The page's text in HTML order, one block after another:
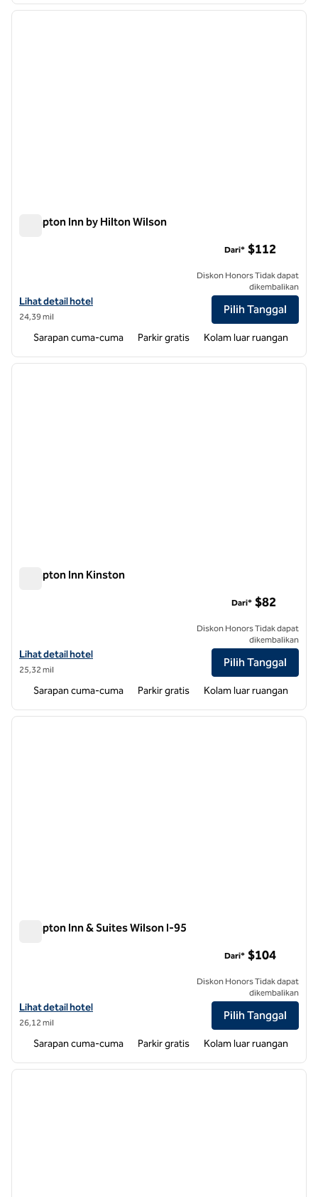
1 dari 12
Hampton Inn by Hilton Wilson
Lihat detail hotel untuk Hampton Inn by Hilton Wilson
Lihat detail hotel
24,39 mil
Dari* $112
Diskon Honors Tidak dapat
dikembalikan
Pilih Tanggal
Sarapan cuma-cuma Parkir gratis Kolam luar ruangan
1 dari 12
Hampton Inn Kinston
Lihat detail hotel untuk Hampton Inn Kinston
Lihat detail hotel
25,32 mil
Dari* $82
Diskon Honors Tidak dapat
dikembalikan
Pilih Tanggal
Sarapan cuma-cuma Parkir gratis Kolam luar ruangan
1 dari 12
Hampton Inn & Suites Wilson I-95
Lihat detail hotel untuk Hampton Inn & Suites Wilson I-95
Lihat detail hotel
26,12 mil
Dari* $104
Diskon Honors Tidak dapat
dikembalikan
Pilih Tanggal
Sarapan cuma-cuma Parkir gratis Kolam luar ruangan
1 dari 12